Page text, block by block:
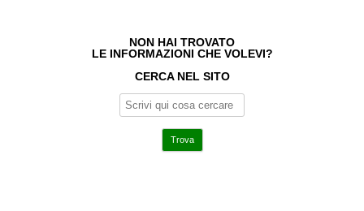
NON HAI TROVATO
LE INFORMAZIONI CHE VOLEVI?
CERCA NEL SITO